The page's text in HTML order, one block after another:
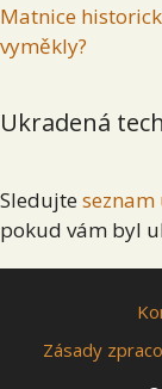
Matnice
vyměkly?
Ukradená
Sledujte
pokud vám byl
Zásady